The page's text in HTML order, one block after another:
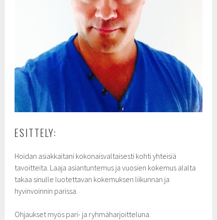
ESITTELY:
Hoidan asiakkaitani kokonaisvaltaisesti kohti yhteisiä
tavoitteita. Laaja asiantuntemus ja vuosien kokemus alalta
takaa sinulle luotettavan kokemuksen liikunnan ja
hyvinvoinnin parissa.
Ohjaukset myös pari- ja ryhmäharjoitteluna.